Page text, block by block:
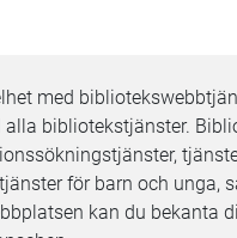
med
bibliotekstjänster.
för barn och unga,
kan du bekanta